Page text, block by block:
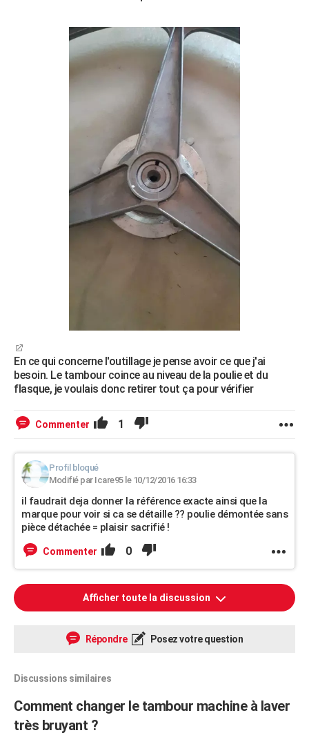
En ce qui concerne l'outillage je pense avoir ce que j'ai
besoin. Le tambour coince au niveau de la poulie et du
flasque, je voulais donc retirer tout ça pour vérifier
Commenter 1
Profil bloqué
Modifié par Icare95 le 10/12/2016 16:33
il faudrait deja donner la référence exacte ainsi que la
marque pour voir si ca se détaille ?? poulie démontée sans
pièce détachée = plaisir sacrifié !
Commenter 0
Afficher toute la discussion
Répondre Posez votre question
Discussions similaires
Comment changer le tambour machine à laver
très bruyant ?